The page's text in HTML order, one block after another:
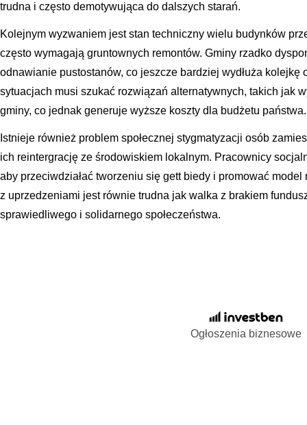
trudna i często demotywująca do dalszych starań.
Kolejnym wyzwaniem jest stan techniczny wielu budynków
często wymagają gruntownych remontów. Gminy rzadko
odnawianie pustostanów, co jeszcze bardziej wydłuża kolejkę
sytuacjach musi szukać rozwiązań alternatywnych, takich jak
gminy, co jednak generuje wyższe koszty dla budżetu państwa.
Istnieje również problem społecznej stygmatyzacji osób
ich reintergrację ze środowiskiem lokalnym. Pracownicy
aby przeciwdziałać tworzeniu się gett biedy i promować
z uprzedzeniami jest równie trudna jak walka z brakiem
sprawiedliwego i solidarnego społeczeństwa.
Ogłoszenia biznesowe